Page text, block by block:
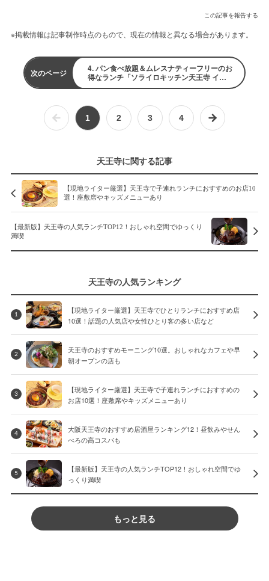
この記事を報告する
※掲載情報は記事制作時点のもので、現在の情報と異なる場合があります。
次のページ
4. パン食べ放題＆ムレスナティーフリーのお
得なランチ「ソライロキッチン天王寺 イン
てんしば」
1 2 3 4
天王寺に関する記事
【現地ライター厳選】天王寺で子連れランチにおすすめのお店10
選！座敷席やキッズメニューあり
【最新版】天王寺の人気ランチTOP12！おしゃれ空間でゆっくり
満喫
天王寺の人気ランキング
1
【現地ライター厳選】天王寺でひとりランチにおすすめ店
10選！話題の人気店や女性ひとり客の多い店など
2
天王寺のおすすめモーニング10選。おしゃれなカフェや早
朝オープンの店も
3
【現地ライター厳選】天王寺で子連れランチにおすすめの
お店10選！座敷席やキッズメニューあり
4
大阪天王寺のおすすめ居酒屋ランキング12！昼飲みやせん
べろの高コスパも
5
【最新版】天王寺の人気ランチTOP12！おしゃれ空間でゆ
っくり満喫
もっと見る